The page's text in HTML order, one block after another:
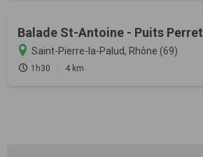
Balade St-Antoine - Puits Perret
Saint-Pierre-la-Palud, Rhône (69)
1h30 4 km